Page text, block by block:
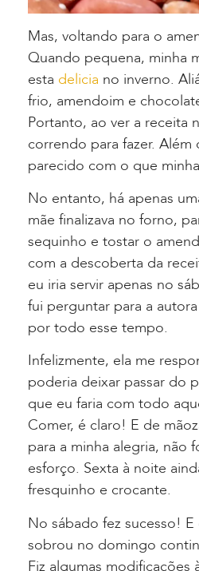
Mas, voltando para o
Quando pequena, minha
esta delicia no inverno.
frio, amendoim e
Portanto, ao ver a receita
correndo para fazer. Além
parecido com o que
No entanto, há apenas
mãe finalizava no forno,
sequinho e tostar o
com a descoberta da
eu iria servir apenas no
fui perguntar para a
por todo esse tempo.
Infelizmente, ela me
poderia deixar passar do
que eu faria com todo
Comer, é claro! E de
para a minha alegria, não
esforço. Sexta à noite
fresquinho e crocante.
No sábado fez sucesso!
sobrou no domingo
Fiz algumas modificações